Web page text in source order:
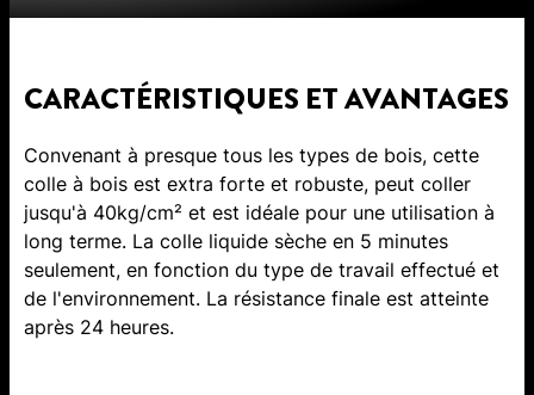
CARACTÉRISTIQUES ET AVANTAGES
Convenant à presque tous les types de bois, cette
colle à bois est extra forte et robuste, peut coller
jusqu'à 40kg/cm² et est idéale pour une utilisation à
long terme. La colle liquide sèche en 5 minutes
seulement, en fonction du type de travail effectué et
de l'environnement. La résistance finale est atteinte
après 24 heures.